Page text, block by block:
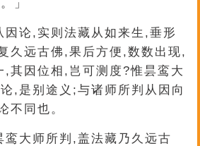
」
因论,实则法藏从如来生,垂形
久远古佛,果后方便,数数出现,
,其因位相,岂可测度?惟昙鸾大
,是别途义;与诸师所判从因向
不同也。
鸾大师所判,盖法藏乃久远古